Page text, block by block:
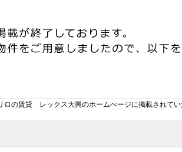
の賃貸 レックス大興のホームぺージに掲載されてい